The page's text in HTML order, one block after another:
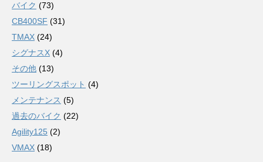
バイク (73)
CB400SF (31)
TMAX (24)
シグナスX (4)
その他 (13)
ツーリングスポット (4)
メンテナンス (5)
過去のバイク (22)
Agility125 (2)
VMAX (18)